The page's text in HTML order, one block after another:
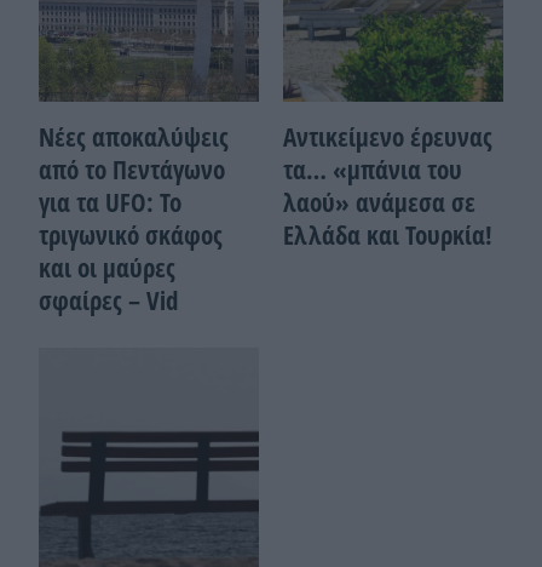
Νέες αποκαλύψεις
από το Πεντάγωνο
για τα UFO: Το
τριγωνικό σκάφος
και οι μαύρες
σφαίρες – Vid
Αντικείμενο έρευνας
τα… «μπάνια του
λαού» ανάμεσα σε
Ελλάδα και Τουρκία!